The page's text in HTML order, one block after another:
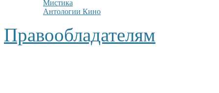
Мистика
Антологии Кино
Правообладателям